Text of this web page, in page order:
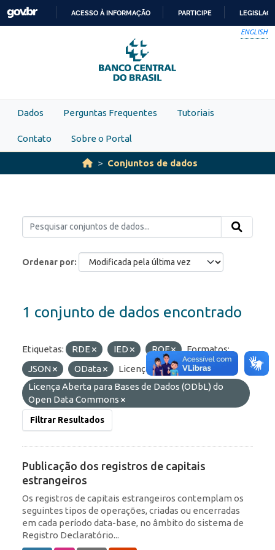
Skip to main content
PARA
O
CONTEÚDO
ACESSO À INFORMAÇÃO PARTICIPE
ENGLISH
Dados Perguntas Frequentes Tutoriais
Contato Sobre o Portal
Conjuntos de dados
Ordenar por
1 conjunto de dados encontrado
Etiquetas: RDE IED ROF
Formatos:
JSON
OData
Licenças:
Licença Aberta para Bases de Dados (ODbL) do
Open Data Commons
Filtrar Resultados
Publicação dos registros de capitais
estrangeiros
Os registros de capitais estrangeiros contemplam os
seguintes tipos de operações, criadas ou encerradas
em cada período data-base, no âmbito do sistema de
Registro Declaratório...